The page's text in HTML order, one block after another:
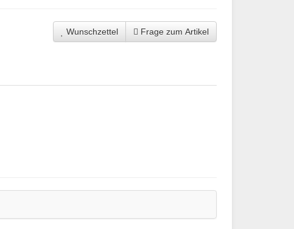
Wunschzettel Frage zum Artikel